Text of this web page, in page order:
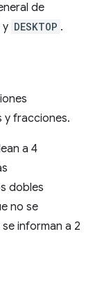
de
y DESKTOP .
y fracciones.
a 4
dobles
no se
informan a 2